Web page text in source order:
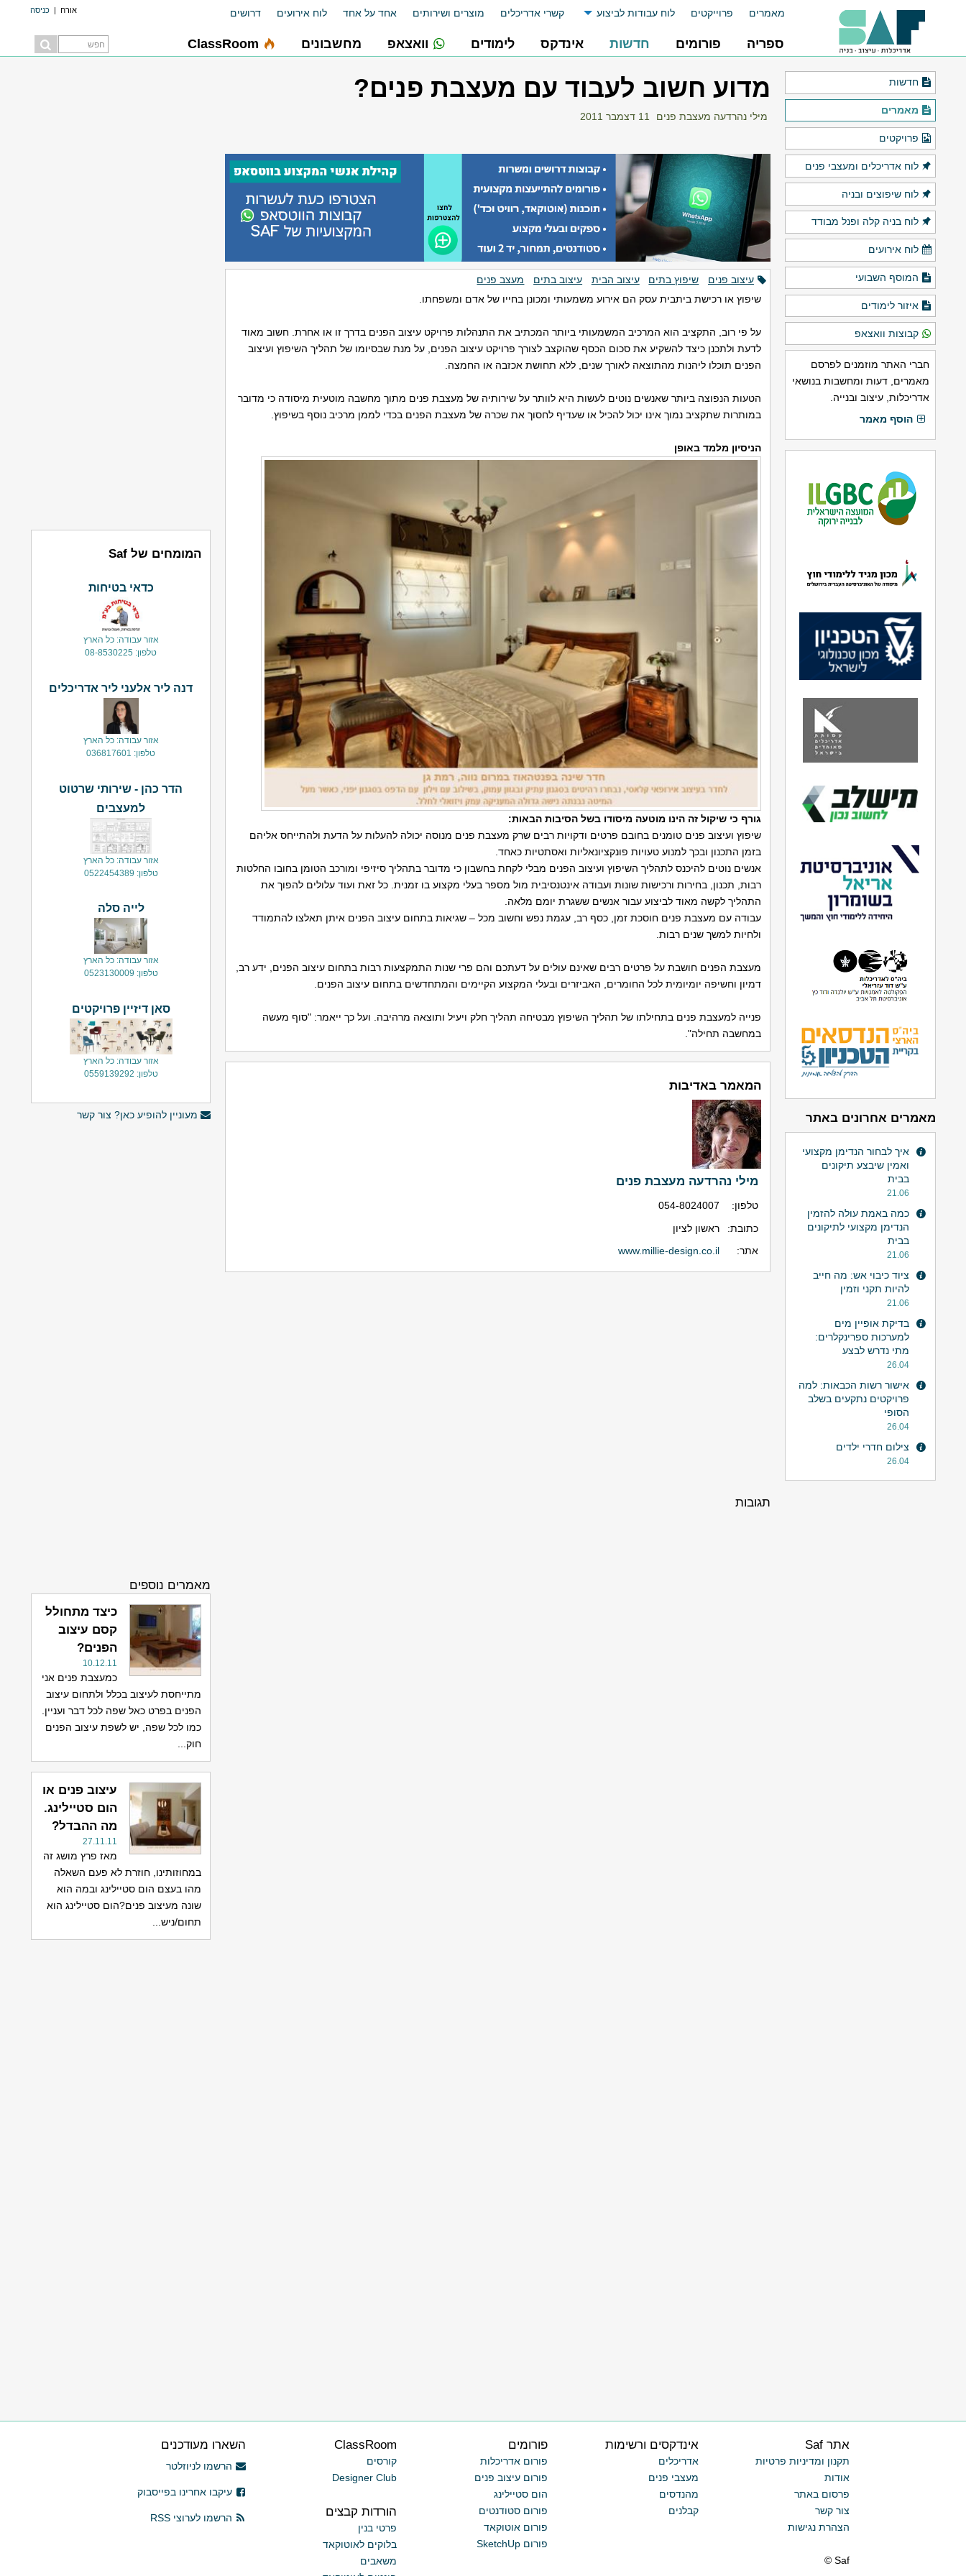
אורח | כניסה מאמרים פרוייקטים לוח עבודות לביצוע קשרי אדריכלים מוצרים ושירותים אחד על אחד לוח אירועים דרושים
ספריה פורומים חדשות אינדקס לימודים וואצאפ מחשבונים ClassRoom
מדוע חשוב לעבוד עם מעצבת פנים?
מילי נהרדעה מעצבת פנים 11 דצמבר 2011
עיצוב פנים שיפוץ בתים עיצוב הבית עיצוב בתים
מעצב פנים
שיפוץ או רכישת ביתבית עסק הם אירוע משמעותי ומכונן בחייו של אדם ומשפחתו.
על פי רוב, התקציב הוא המרכיב המשמעותי ביותר המכתיב את התנהלות פרויקט עיצוב הפנים בדרך זו או אחרת. חשוב מאוד
לדעת ולתכנן כיצד להשקיע את סכום הכסף שהוקצב לצורך פרויקט עיצוב הפנים, על מנת שבסיומו של תהליך השיפוץ ועיצוב
הפנים תוכלו ליהנות מהתוצאה לאורך שנים, ללא תחושת אכזבה או החמצה.
הטעות הנפוצה ביותר שאנשים נוטים לעשות היא לוותר על שירותיה של מעצבת פנים מתוך מחשבה מוטעית מיסודה כי מדובר
במותרות שתקציב נמוך אינו יכול להכיל או שעדיף לחסוך את שכרה של מעצבת הפנים בכדי לממן מרכיב נוסף בשיפוץ.
הניסיון מלמד באופן
גורף כי שיקול זה הינו מוטעה מיסודו בשל הסיבות הבאות:
שיפוץ ועיצוב פנים טומנים בחובם פרטים ודקויות רבים שרק מעצבת פנים מנוסה יכולה להעלות על הדעת ולהתייחס אליהם
בזמן התכנון ובכך למנוע טעויות פונקציונאליות ואסתטיות כאחד.
אנשים נוטים להיכנס לתהליך השיפוץ ועיצוב הפנים מבלי לקחת בחשבון כי מדובר בתהליך סיזיפי ומורכב הטומן בחובו החלטות
רבות, תכנון, בחירות ורכישות שונות ועבודה אינטנסיבית מול מספר בעלי מקצוע בו זמנית. כל זאת ועוד עלולים להפוך את
התהליך לקשה מאוד לביצוע עבור אנשים ששגרת יומם מלאה.
עבודה עם מעצבת פנים חוסכת זמן, כסף רב, עגמת נפש וחשוב מכל – שגיאות בתחום עיצוב הפנים איתן תאלצו להתמודד
ולחיות למשך שנים רבות.
מעצבת הפנים חושבת על פרטים רבים שאינם עולים על דעתכם והם פרי שנות התמקצעות רבות בתחום עיצוב הפנים, ידע רב,
דמיון וחשיפה יומיומית לכל החומרים, האביזרים ובעלי המקצוע הקיימים והמתחדשים בתחום עיצוב הפנים.
פנייה למעצבת פנים בתחילתו של תהליך השיפוץ מבטיחה תהליך חלק ויעיל ותוצאה מרהיבה. ועל כך ייאמר: "סוף מעשה
במחשבה תחילה".
המאמר באדיבות
מילי נהרדעה מעצבת פנים
טלפון:
054-8024007
כתובת:
ראשון לציון
אתר:
www.millie-design.co.il
תגובות
המומחים של Saf
כדאי בטיחות
אזור עבודה: כל הארץ
טלפון: 08-8530225
דנה ליר אלעני ליר אדריכלים
אזור עבודה: כל הארץ
טלפון: 036817601
הדר כהן - שירותי שרטוט
למעצבים
אזור עבודה: כל הארץ
טלפון: 0522454389
לייה סלה
אזור עבודה: כל הארץ
טלפון: 0523130009
סאן דיזיין פרויקטים
אזור עבודה: כל הארץ
טלפון: 0559139292
מעוניין להופיע כאן? צור קשר
מאמרים נוספים
כיצד מתחולל
קסם עיצוב
הפנים?
10.12.11
כמעצבת פנים אני
מתייחסת לעיצוב בכלל ולתחום עיצוב
הפנים בפרט כאל שפה לכל דבר ועניין.
כמו לכל שפה, יש לשפת עיצוב הפנים
חוק...
עיצוב פנים או
הום סטיילינג.
מה ההבדל?
27.11.11
מאז פרץ מושג זה
במחוזותינו, חוזרת לא פעם השאלה
מהו בעצם הום סטיילינג ובמה הוא
שונה מעיצוב פנים?הום סטיילינג הוא
תחום/ניש...
חדשות
מאמרים
פרויקטים
לוח אדריכלים ומעצבי פנים
לוח שיפוצים ובניה
לוח בניה קלה ופנל מבודד
לוח אירועים
המוסף השבועי
איזור לימודים
קבוצות וואצאפ
חברי האתר מוזמנים לפרסם
מאמרים, דעות ומחשבות בנושאי
אדריכלות, עיצוב ובנייה.
הוסף מאמר
מאמרים אחרונים באתר
איך לבחור הנדימן מקצועי
ואמין שיבצע תיקונים
בבית
21.06
כמה באמת עולה להזמין
הנדימן מקצועי לתיקונים
בבית
21.06
ציוד כיבוי אש: מה חייב
להיות תקני וזמין
21.06
בדיקת אופיין מים
למערכות ספרינקלרים:
מתי נדרש לבצע
26.04
אישור רשות הכבאות: למה
פרויקטים נתקעים בשלב
הסופי
26.04
צילום חדרי ילדים
26.04
השארו מעודכנים
הרשמו לניוזלטר
עיקבו אחרינו בפייסבוק
הרשמו לערוצי RSS
ClassRoom
קורסים
Designer Club
הורדות קבצים
פרטי בנין
בלוקים לאוטוקאד
משאבים
פורומים
פורום אדריכלות
פורום עיצוב פנים
הום סטיילינג
פורום סטודנטים
פורום אוטוקאד
פורום SketchUp
אינדקסים ורשימות
אדריכלים
מעצבי פנים
מהנדסים
קבלנים
אתר Saf
תקנון ומדיניות פרטיות
אודות
פרסום באתר
צור קשר
הצהרת נגישות
Saf ©